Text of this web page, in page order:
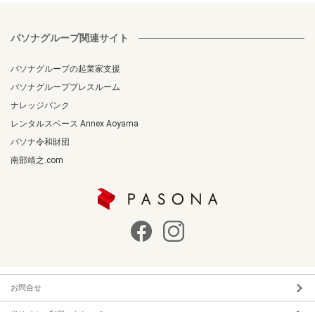
パソナグループ関連サイト
パソナグループの起業家支援
パソナグループプレスルーム
ナレッジバンク
レンタルスペース Annex Aoyama
パソナ令和財団
南部靖之.com
お問合せ